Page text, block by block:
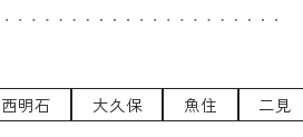
西明石 大久保 魚住 二見